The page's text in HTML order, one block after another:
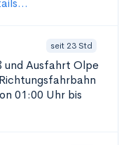
seit 23 Std
und Ausfahrt Olpe
01:00 Uhr bis